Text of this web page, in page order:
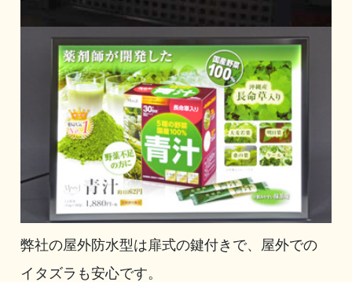
弊社の屋外防水型は扉式の鍵付きで、屋外での
イタズラも安心です。